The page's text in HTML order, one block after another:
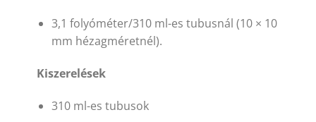
3,1 folyóméter/310 ml-es tubusnál (10 × 10
mm hézagméretnél).
Kiszerelések
310 ml-es tubusok